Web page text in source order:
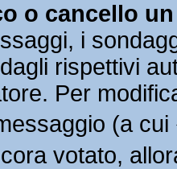
o cancello
i
rispettivi
Per
(a
votato,